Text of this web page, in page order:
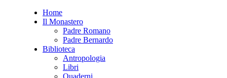
Home
Il Monastero
Padre Romano
Padre Bernardo
Biblioteca
Antropologia
Libri
Quaderni